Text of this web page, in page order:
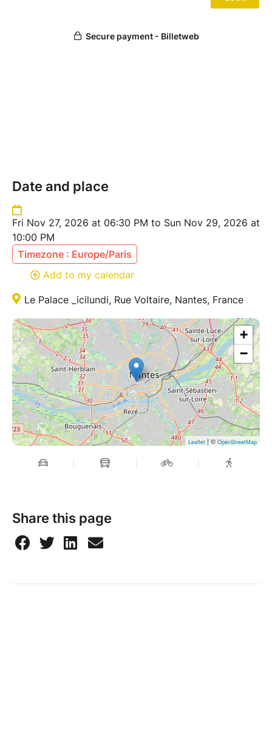
Date and place
Fri Nov 27, 2026 at 06:30 PM to Sun Nov 29, 2026 at
10:00 PM
Timezone : Europe/Paris
Add to my calendar
Le Palace _icilundi, Rue Voltaire, Nantes, France
+
−
Leaflet| ©OpenStreetMap
Share this page